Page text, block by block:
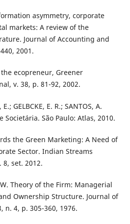
asymmetry, corporate
markets: A review of the
Journal of Accounting and
2001.
ecopreneur, Greener
v. 38, p. 81-92, 2002.
GELBCKE, E. R.; SANTOS, A.
São Paulo: Atlas, 2010.
the Green Marketing: A Need of
Sector. Indian Streams
8, set. 2012.
W. Theory of the Firm: Managerial
Ownership Structure. Journal of
n. 4, p. 305-360, 1976.